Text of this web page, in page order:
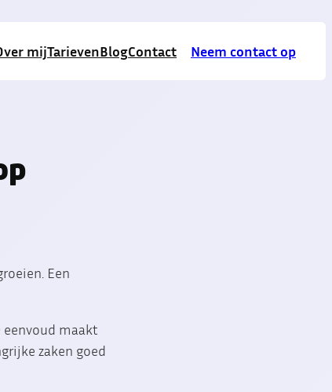
mijTarievenBlogContact Neem contact op
Een
eenvoud maakt
zaken goed